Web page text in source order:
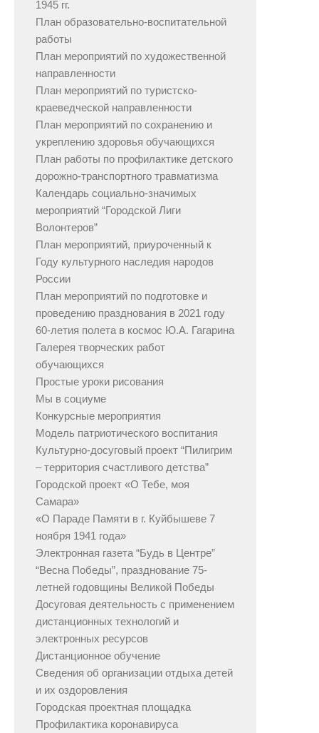
1945 гг.
План образовательно-воспитательной
работы
План мероприятий по художественной
направленности
План мероприятий по туристско-
краеведческой направленности
План мероприятий по сохранению и
укреплению здоровья обучающихся
План работы по профилактике детского
дорожно-транспортного травматизма
Календарь социально-значимых
мероприятий “Городской Лиги
Волонтеров”
План мероприятий, приуроченный к
Году культурного наследия народов
России
План мероприятий по подготовке и
проведению празднования в 2021 году
60-летия полета в космос Ю.А. Гагарина
Галерея творческих работ
обучающихся
Простые уроки рисования
Мы в социуме
Конкурсные мероприятия
Модель патриотического воспитания
Культурно-досуговый проект “Пилигрим
– территория счастливого детства”
Городской проект «О Тебе, моя
Самара»
«О Параде Памяти в г. Куйбышеве 7
ноября 1941 года»
Электронная газета “Будь в Центре”
“Весна Победы”, празднование 75-
летней годовщины Великой Победы
Досуговая деятельность с применением
дистанционных технологий и
электронных ресурсов
Дистанционное обучение
Сведения об организации отдыха детей
и их оздоровления
Городская проектная площадка
Профилактика коронавируса